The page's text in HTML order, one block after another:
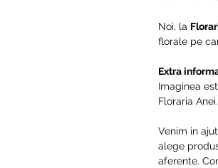
Noi, la
florale pe
Extra
Imaginea
Floraria Anei.
Venim in
alege
aferente.